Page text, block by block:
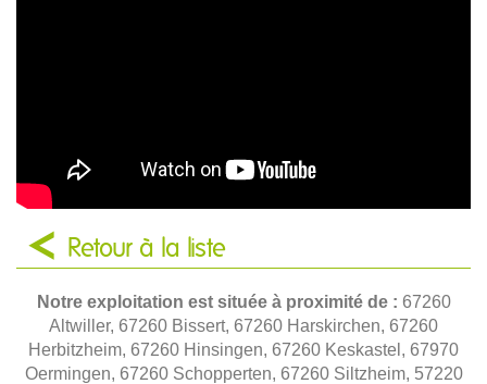
Retour à la liste
Notre exploitation est située à proximité de : 67260
Altwiller, 67260 Bissert, 67260 Harskirchen, 67260
Herbitzheim, 67260 Hinsingen, 67260 Keskastel, 67970
Oermingen, 67260 Schopperten, 67260 Siltzheim, 57220